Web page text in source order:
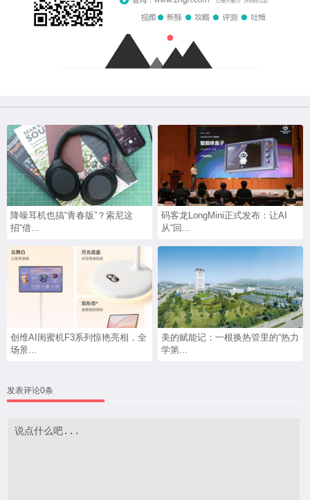
降噪耳机也搞“青春版”？索尼这
招“借...
码客龙LongMini正式发布：让AI
从“回...
创维AI闺蜜机F3系列惊艳亮相，全
场景...
美的赋能记：一根换热管里的“热力
学第...
发表评论0条